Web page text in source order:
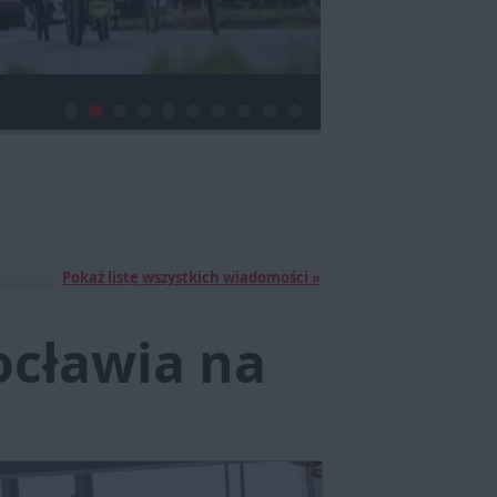
Pokaż listę wszystkich wiadomości »
na